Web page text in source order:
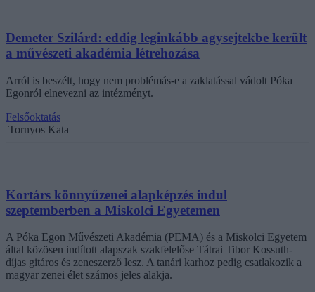
Demeter Szilárd: eddig leginkább agysejtekbe került
a művészeti akadémia létrehozása
Arról is beszélt, hogy nem problémás-e a zaklatással vádolt Póka
Egonról elnevezni az intézményt.
Felsőoktatás
Tornyos Kata
Kortárs könnyűzenei alapképzés indul
szeptemberben a Miskolci Egyetemen
A Póka Egon Művészeti Akadémia (PEMA) és a Miskolci Egyetem
által közösen indított alapszak szakfelelőse Tátrai Tibor Kossuth-
díjas gitáros és zeneszerző lesz. A tanári karhoz pedig csatlakozik a
magyar zenei élet számos jeles alakja.